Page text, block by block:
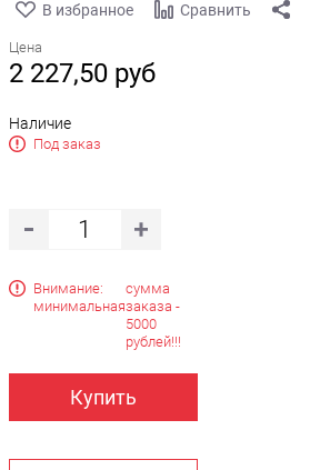
В избранное Сравнить
Цена
2 227,50 руб
Наличие
Под заказ
Внимание:
минимальная
сумма
заказа -
5000
рублей!!!
Купить